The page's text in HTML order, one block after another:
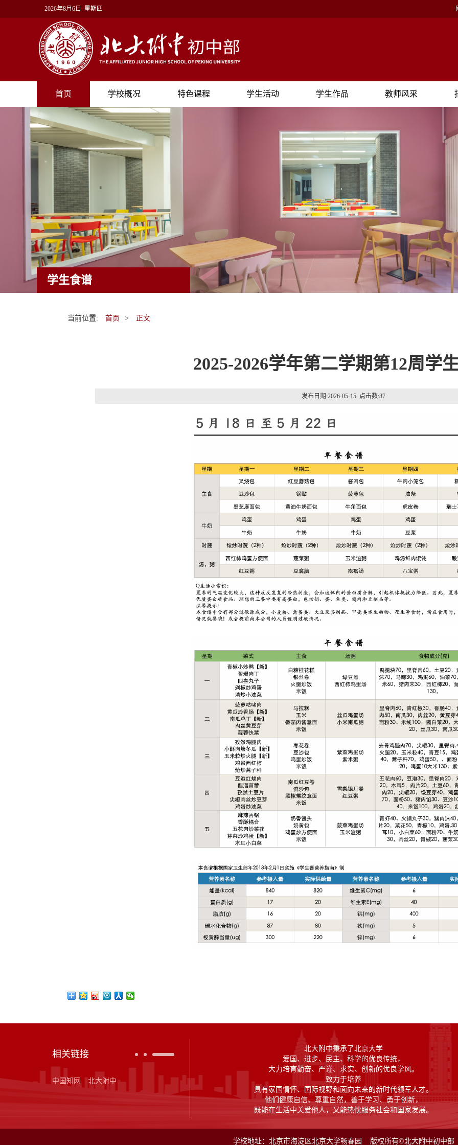
2026年8月6日 星期四
首页 学校概况 特色课程 学生活动 学生作品 教师风采
学生食谱
当前位置: 首页 > 正文
2025-2026学年第二学期第12周学
发布日期:2026-05-15 点击数:87
相关链接
中国知网 北大附中
北大附中秉承了北京大学
爱国、进步、民主、科学的优良传统，
大力培育勤奋、严谨、求实、创新的优良学风。
致力于培养
具有家国情怀、国际视野和面向未来的新时代领军人才。
他们健康自信、尊重自然，善于学习、勇于创新，
既能在生活中关爱他人，又能热忱服务社会和国家发展。
学校地址：北京市海淀区北京大学畅春园 版权所有©北大附中初中部